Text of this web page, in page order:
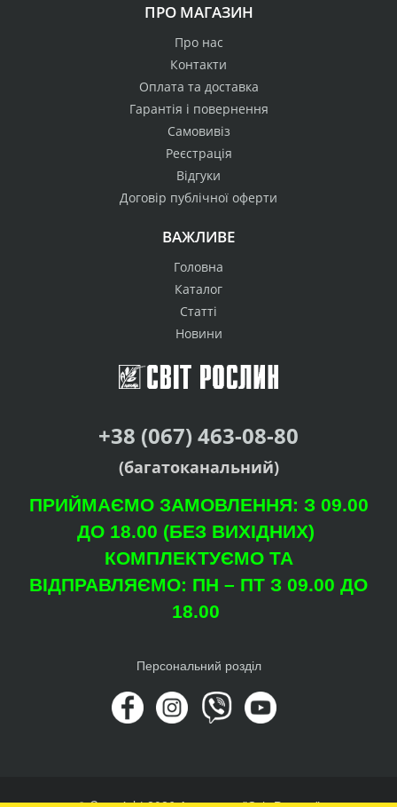
ПРО МАГАЗИН
Про нас
Контакти
Оплата та доставка
Гарантія і повернення
Самовивіз
Реєстрація
Відгуки
Договір публічної оферти
ВАЖЛИВЕ
Головна
Каталог
Статті
Новини
+38 (067) 463-08-80
(багатоканальний)
ПРИЙМАЄМО ЗАМОВЛЕННЯ: З 09.00
ДО 18.00 (БЕЗ ВИХІДНИХ)
КОМПЛЕКТУЄМО ТА
ВІДПРАВЛЯЄМО: ПН – ПТ З 09.00 ДО
18.00
Персональний розділ